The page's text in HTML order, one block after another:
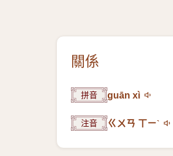
關係
拼音 guān xì
注音 ㄍㄨㄢ ㄒㄧˋ